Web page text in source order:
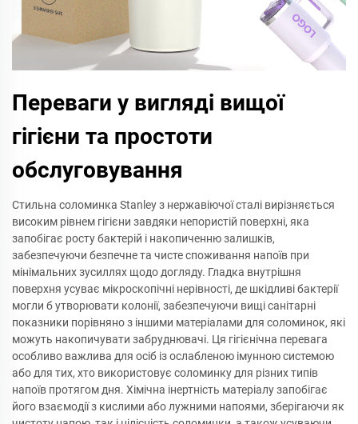
Переваги у вигляді вищої
гігієни та простоти
обслуговування
Стильна соломинка Stanley з нержавіючої сталі вирізняється
високим рівнем гігієни завдяки непористій поверхні, яка
запобігає росту бактерій і накопиченню залишків,
забезпечуючи безпечне та чисте споживання напоїв при
мінімальних зусиллях щодо догляду. Гладка внутрішня
поверхня усуває мікроскопічні нерівності, де шкідливі бактерії
могли б утворювати колонії, забезпечуючи вищі санітарні
показники порівняно з іншими матеріалами для соломинок, які
можуть накопичувати забруднювачі. Ця гігієнічна перевага
особливо важлива для осіб із ослабленою імунною системою
або для тих, хто використовує соломинку для різних типів
напоїв протягом дня. Хімічна інертність матеріалу запобігає
його взаємодії з кислими або лужними напоями, зберігаючи як